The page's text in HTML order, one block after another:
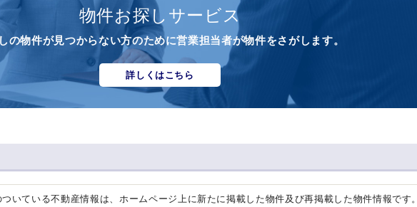
物件お探しサービス
の物件が見つからない方のために営業担当者が物件をさがします。
詳しくはこちら
ついている不動産情報は、ホームページ上に新たに掲載した物件及び再掲載した物件情報です